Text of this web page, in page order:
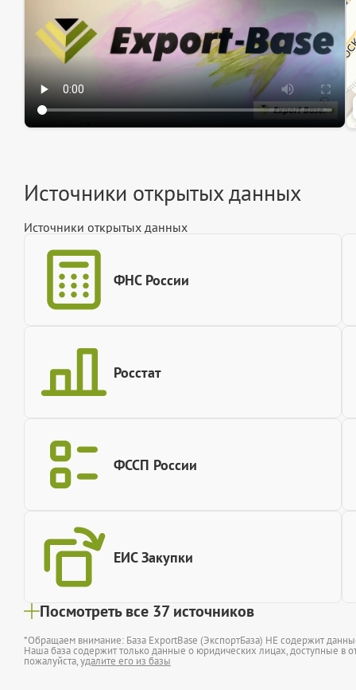
Источники открытых данных
Источники открытых данных
ФНС России
Росстат
ФССП России
ЕИС Закупки
Посмотреть все 37 источников
*Обращаем внимание: База ExportBase (ЭкспортБаза) НЕ содержит
Наша база содержит только данные о юридических лицах, доступные в
пожалуйста,удалите его из базы